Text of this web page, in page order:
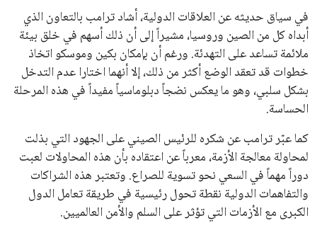
في سياق حديثه عن العلاقات الدولية، أشاد ترامب بالتعاون الذي
أبداه كل من الصين وروسيا، مشيراً إلى أن ذلك أسهم في خلق بيئة
ملائمة تساعد على التهدئة. ورغم أن بإمكان بكين وموسكو اتخاذ
خطوات قد تعقد الوضع أكثر من ذلك، إلا أنهما اختارا عدم التدخل
بشكل سلبي، وهو ما يعكس نضجاً دبلوماسياً مفيداً في هذه المرحلة
الحساسة.
كما عبّر ترامب عن شكره للرئيس الصيني على الجهود التي بذلت
لمحاولة معالجة الأزمة، معرباً عن اعتقاده بأن هذه المحاولات لعبت
دوراً مهماً في السعي نحو تسوية للصراع. وتعتبر هذه الشراكات
والتفاهمات الدولية نقطة تحول رئيسية في طريقة تعامل الدول
الكبرى مع الأزمات التي تؤثر على السلم والأمن العالميين.